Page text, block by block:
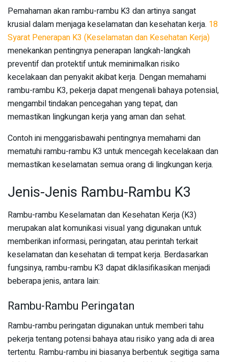
Pemahaman akan rambu-rambu K3 dan artinya sangat
krusial dalam menjaga keselamatan dan kesehatan kerja. 18
Syarat Penerapan K3 (Keselamatan dan Kesehatan Kerja)
menekankan pentingnya penerapan langkah-langkah
preventif dan protektif untuk meminimalkan risiko
kecelakaan dan penyakit akibat kerja. Dengan memahami
rambu-rambu K3, pekerja dapat mengenali bahaya potensial,
mengambil tindakan pencegahan yang tepat, dan
memastikan lingkungan kerja yang aman dan sehat.
Contoh ini menggarisbawahi pentingnya memahami dan
mematuhi rambu-rambu K3 untuk mencegah kecelakaan dan
memastikan keselamatan semua orang di lingkungan kerja.
Jenis-Jenis Rambu-Rambu K3
Rambu-rambu Keselamatan dan Kesehatan Kerja (K3)
merupakan alat komunikasi visual yang digunakan untuk
memberikan informasi, peringatan, atau perintah terkait
keselamatan dan kesehatan di tempat kerja. Berdasarkan
fungsinya, rambu-rambu K3 dapat diklasifikasikan menjadi
beberapa jenis, antara lain:
Rambu-Rambu Peringatan
Rambu-rambu peringatan digunakan untuk memberi tahu
pekerja tentang potensi bahaya atau risiko yang ada di area
tertentu. Rambu-rambu ini biasanya berbentuk segitiga sama